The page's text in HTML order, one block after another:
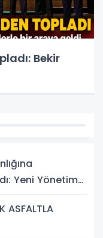
Bekir
Yeni Yönetim
ASFALTLA